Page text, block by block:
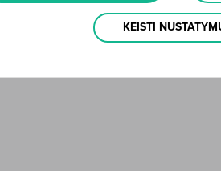
M. RUGPJŪČIO -
KEISTI